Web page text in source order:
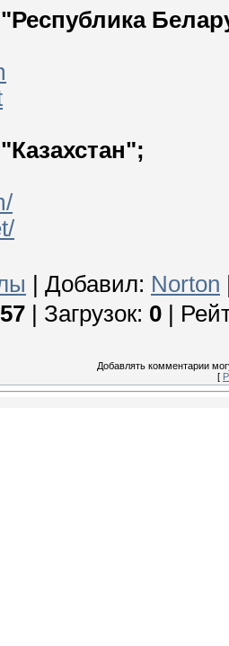
Добавил: Norton
Загрузок: 0
Добавлять комментарии
[